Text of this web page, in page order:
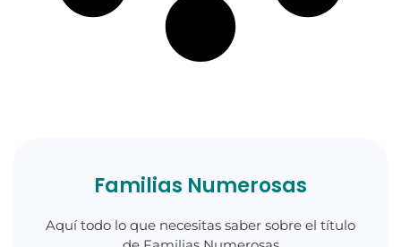
Familias Numerosas
Aquí todo lo que necesitas saber sobre el título